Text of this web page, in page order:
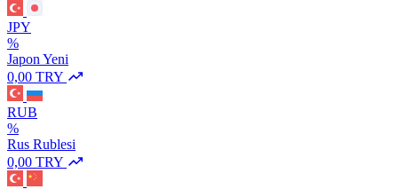
JPY
%
Japon Yeni
0,00 TRY
RUB
%
Rus Rublesi
0,00 TRY